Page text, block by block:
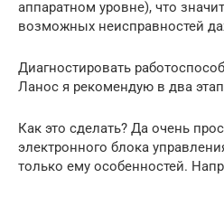
аппаратном уровне), что
возможных неисправностей
Диагностировать
Ланос я рекомендую в два
Как это сделать? Да очень
электронного блока
только ему особенностей.